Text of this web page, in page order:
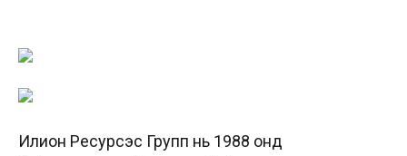
Илион Ресурсэс Групп нь 1988 онд